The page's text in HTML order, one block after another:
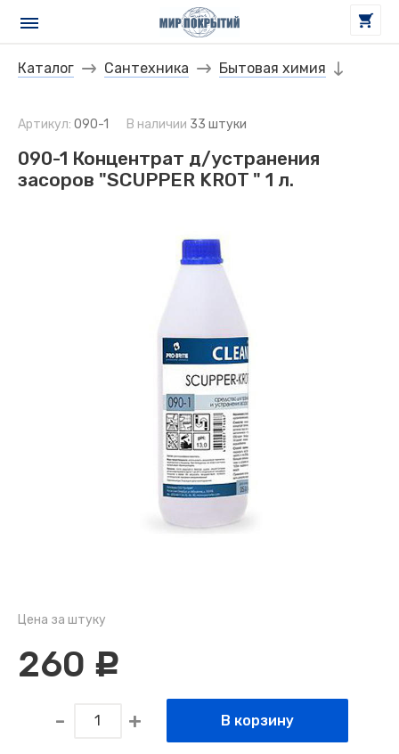
Каталог Сантехника Бытовая химия
Артикул: 090-1 В наличии 33 штуки
090-1 Концентрат д/устранения
засоров "SCUPPER KROT " 1 л.
Цена за штуку
260 c
В корзину